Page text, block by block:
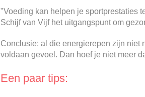
"Voeding kan helpen je sportprestaties
Schijf van Vijf het uitgangspunt om
Conclusie: al die energierepen zijn niet
voldaan gevoel. Dan hoef je niet meer
Een paar tips: